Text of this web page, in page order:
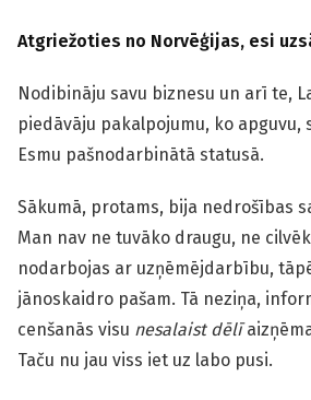
Atgriežoties no Norvēģijas, esi
Nodibināju savu biznesu un arī te,
piedāvāju pakalpojumu, ko apguvu,
Esmu pašnodarbinātā statusā.
Sākumā, protams, bija nedrošības
Man nav ne tuvāko draugu, ne
nodarbojas ar uzņēmējdarbību,
jānoskaidro pašam. Tā neziņa,
cenšanās visu nesalaist dēlī
Taču nu jau viss iet uz labo pusi.